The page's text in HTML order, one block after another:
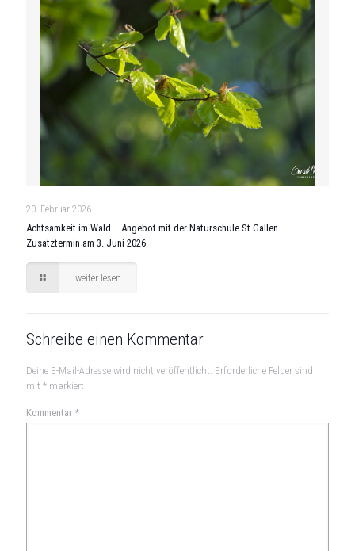
20. Februar 2026
Achtsamkeit im Wald – Angebot mit der Naturschule St.Gallen –
Zusatztermin am 3. Juni 2026
weiter lesen
Schreibe einen Kommentar
Deine E-Mail-Adresse wird nicht veröffentlicht. Erforderliche Felder sind
mit * markiert
Kommentar *